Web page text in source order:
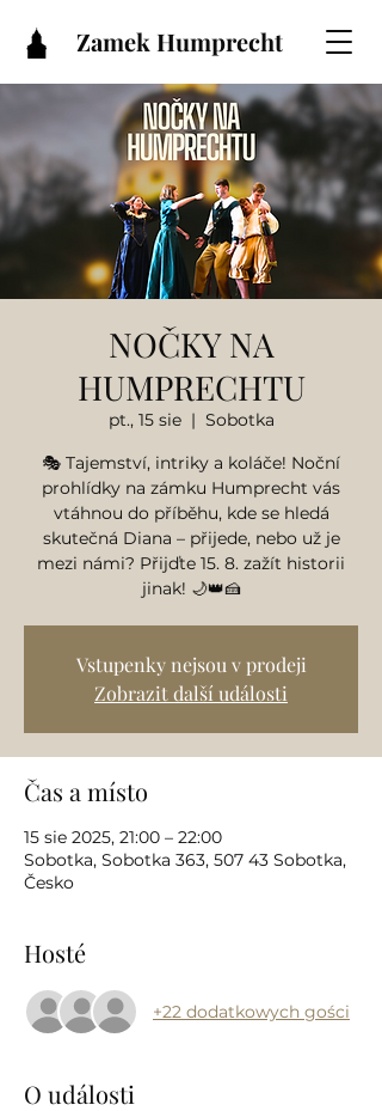
Zamek Humprecht
NOČKY NA
HUMPRECHTU
pt., 15 sie
  |
Sobotka
🎭 Tajemství, intriky a koláče! Noční
prohlídky na zámku Humprecht vás
vtáhnou do příběhu, kde se hledá
skutečná Diana – přijede, nebo už je
mezi námi? Přijďte 15. 8. zažít historii
jinak! 🌙👑🍰
Vstupenky nejsou v prodeji
Zobrazit další události
Čas a místo
15 sie 2025, 21:00 – 22:00
Sobotka, Sobotka 363, 507 43 Sobotka,
Česko
Hosté
+22 dodatkowych gości
O události